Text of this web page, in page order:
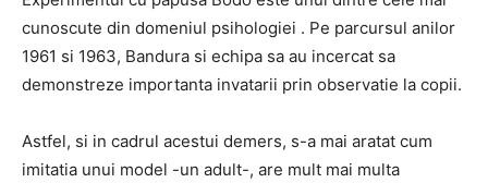
cunoscute din domeniul psihologiei . Pe parcursul anilor
1961 si 1963, Bandura si echipa sa au incercat sa
demonstreze importanta invatarii prin observatie la copii.
Astfel, si in cadrul acestui demers, s-a mai aratat cum
imitatia unui model -un adult-, are mult mai multa